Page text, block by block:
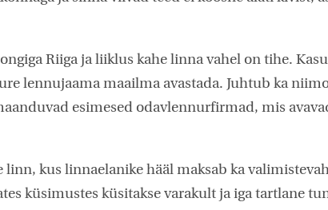
Riiga ja liiklus kahe linna vahel on tihe.
lennujaama maailma avastada. Juhtub ka
esimesed odavlennurfirmad, mis
linn, kus linnaelanike hääl maksab ka
küsimustes küsitakse varakult ja iga tartlane